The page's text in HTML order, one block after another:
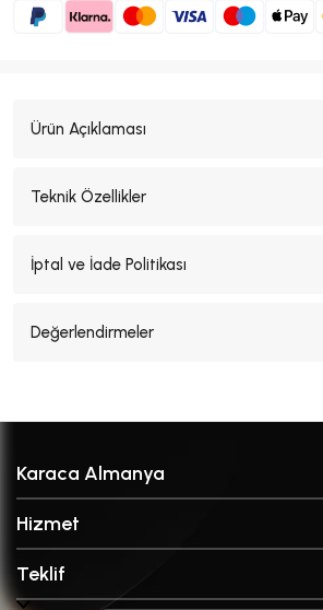
Ürün Açıklaması
Teknik Özellikler
İptal ve İade Politikası
Değerlendirmeler
Karaca Almanya
Hakkımızda
Markalar
Kırık Parça Talep Formu
Hizmet
SSS
Teklif